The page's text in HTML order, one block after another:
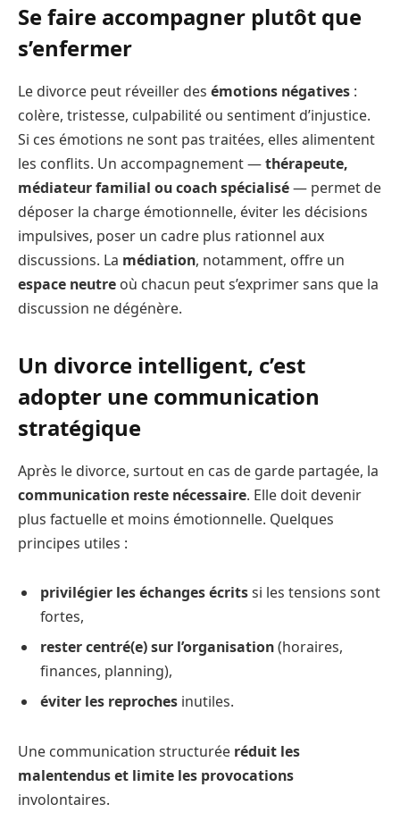
Se faire accompagner plutôt que
s’enfermer
Le divorce peut réveiller des émotions négatives :
colère, tristesse, culpabilité ou sentiment d’injustice.
Si ces émotions ne sont pas traitées, elles alimentent
les conflits. Un accompagnement —thérapeute,
médiateur familial ou coach spécialisé— permet de
déposer la charge émotionnelle, éviter les décisions
impulsives, poser un cadre plus rationnel aux
discussions. La médiation, notamment, offre un
espace neutre où chacun peut s’exprimer sans que la
discussion ne dégénère.
Un divorce intelligent, c’est
adopter une communication
stratégique
Après le divorce, surtout en cas de garde partagée, la
communication reste nécessaire. Elle doit devenir
plus factuelle et moins émotionnelle. Quelques
principes utiles :
privilégier les échanges écritssi les tensions sont
fortes,
rester centré(e) sur l’organisation(horaires,
finances, planning),
éviter les reproches inutiles.
Une communication structurée réduit les
malentendus et limite les provocations
involontaires.